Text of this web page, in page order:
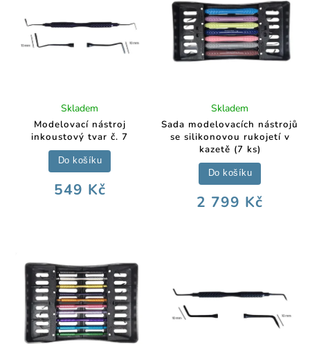
Modelovací nástroj
inkoustový tvar č. 7
Skladem
549 Kč
Do košíku
Sada modelovacích nástrojů
se silikonovou rukojetí v
kazetě (7 ks)
Skladem
2 799 Kč
Do košíku